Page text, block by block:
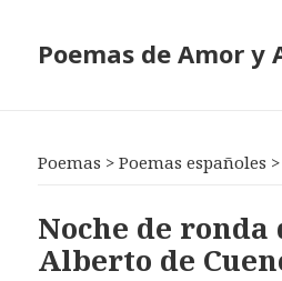
Poemas de Amor y
Poemas >Poemas españoles
Noche de ronda
Alberto de